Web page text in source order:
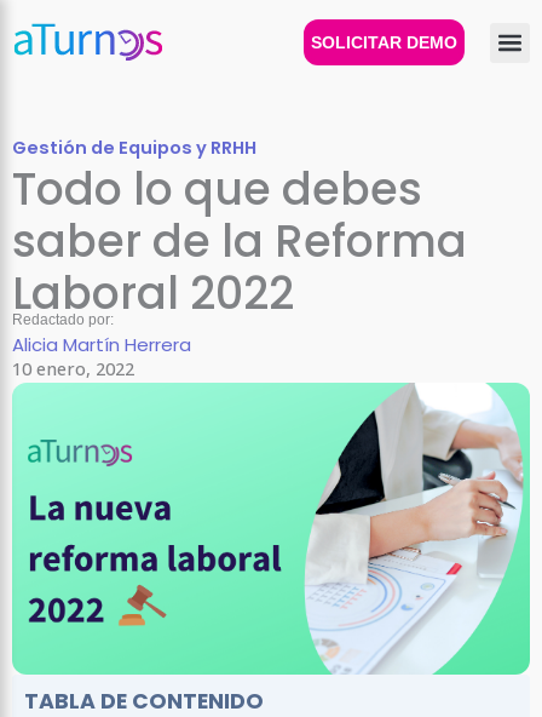
SOLICITAR DEMO
Gestión de Equipos y RRHH
Todo lo que debes
saber de la Reforma
Laboral 2022
Redactado por:
Alicia Martín Herrera
10 enero, 2022
TABLA DE CONTENIDO